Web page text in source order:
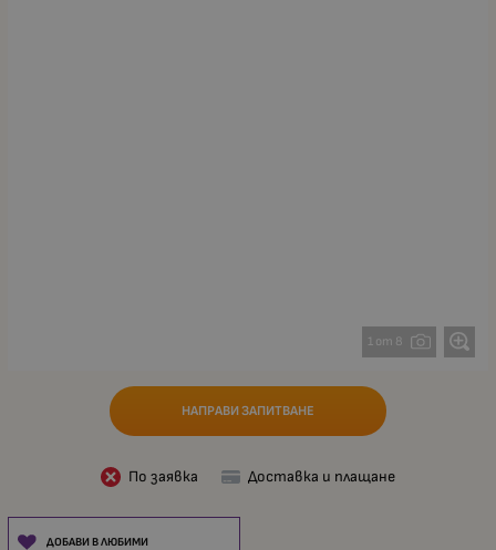
1 от 8
НАПРАВИ ЗАПИТВАНЕ
По заявка Доставка и плащане
ДОБАВИ В ЛЮБИМИ